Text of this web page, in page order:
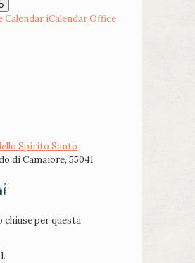
Calendar iCalendarOffice
Spirito Santo
di Camaiore, 55041
per questa